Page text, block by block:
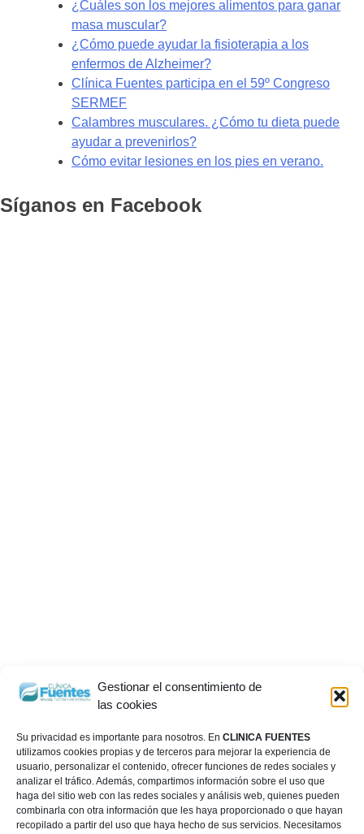
Gestionar el consentimiento de
las cookies
Su privacidad es importante para nosotros. En CLINICA FUENTES
utilizamos cookies propias y de terceros para mejorar la experiencia de
usuario, personalizar el contenido, ofrecer funciones de redes sociales y
analizar el tráfico. Además, compartimos información sobre el uso que
haga del sitio web con las redes sociales y análisis web, quienes pueden
combinarla con otra información que les haya proporcionado o que hayan
recopilado a partir del uso que haya hecho de sus servicios. Necesitamos
¿Cuáles son los mejores alimentos para ganar
masa muscular?
¿Cómo puede ayudar la fisioterapia a los
enfermos de Alzheimer?
Clínica Fuentes participa en el 59º Congreso
SERMEF
Calambres musculares. ¿Cómo tu dieta puede
ayudar a prevenirlos?
Cómo evitar lesiones en los pies en verano.
Síganos en Facebook